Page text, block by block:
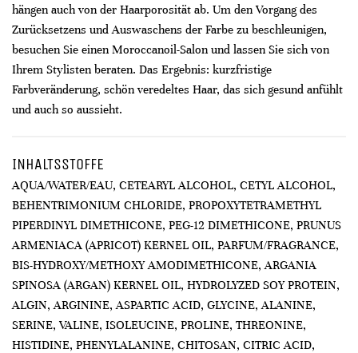
hängen auch von der Haarporosität ab. Um den Vorgang des
Zurücksetzens und Auswaschens der Farbe zu beschleunigen,
besuchen Sie einen Moroccanoil-Salon und lassen Sie sich von
Ihrem Stylisten beraten. Das Ergebnis: kurzfristige
Farbveränderung, schön veredeltes Haar, das sich gesund anfühlt
und auch so aussieht.
INHALTSSTOFFE
AQUA/WATER/EAU, CETEARYL ALCOHOL, CETYL ALCOHOL,
BEHENTRIMONIUM CHLORIDE, PROPOXYTETRAMETHYL
PIPERDINYL DIMETHICONE, PEG-12 DIMETHICONE, PRUNUS
ARMENIACA (APRICOT) KERNEL OIL, PARFUM/FRAGRANCE,
BIS-HYDROXY/METHOXY AMODIMETHICONE, ARGANIA
SPINOSA (ARGAN) KERNEL OIL, HYDROLYZED SOY PROTEIN,
ALGIN, ARGININE, ASPARTIC ACID, GLYCINE, ALANINE,
SERINE, VALINE, ISOLEUCINE, PROLINE, THREONINE,
HISTIDINE, PHENYLALANINE, CHITOSAN, CITRIC ACID,